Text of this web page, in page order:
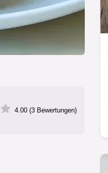
4.00 (3 Bewertungen)